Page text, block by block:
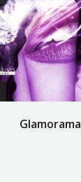
Glamorama